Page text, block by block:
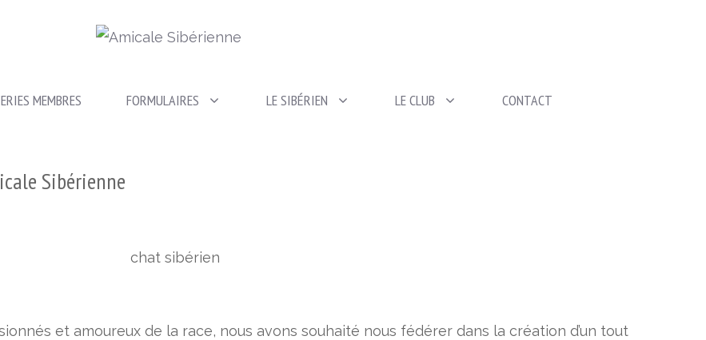
MEMBRES FORMULAIRES LE SIBÉRIEN LE CLUB CONTACT
Sibérienne
et amoureux de la race, nous avons souhaité nous fédérer dans la création d’un tout